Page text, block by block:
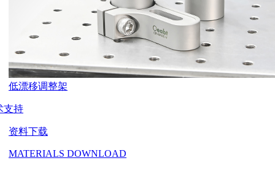
低漂移调整架
支持
资料下载
MATERIALS DOWNLOAD